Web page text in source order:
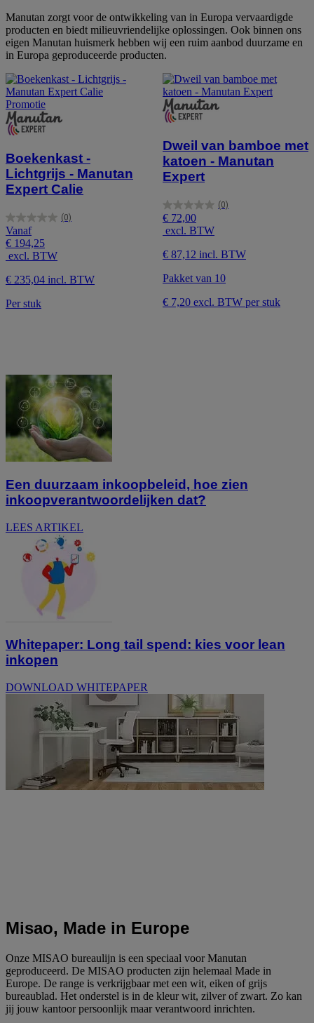
Manutan zorgt voor de ontwikkeling van in Europa vervaardigde
producten en biedt milieuvriendelijke oplossingen. Ook binnen ons
eigen Manutan huismerk hebben wij een ruim aanbod duurzame en
in Europa geproduceerde producten.
Promotie
Boekenkast -
Lichtgrijs - Manutan
Expert Calie
(0)
0.0
van
de
5
sterren.
Vanaf
€ 194,25
excl. BTW
€ 235,04 incl. BTW
Per stuk
Dweil van bamboe met
katoen - Manutan
Expert
(0)
0.0
van
de
5
sterren.
€ 72,00
excl. BTW
€ 87,12 incl. BTW
Pakket van 10
€ 7,20 excl. BTW per stuk
Een duurzaam inkoopbeleid, hoe zien
inkoopverantwoordelijken dat?
LEES ARTIKEL
Whitepaper: Long tail spend: kies voor lean
inkopen
DOWNLOAD WHITEPAPER
Misao, Made in Europe
Onze MISAO bureaulijn is een speciaal voor Manutan
geproduceerd. De MISAO producten zijn helemaal Made in
Europe. De range is verkrijgbaar met een wit, eiken of grijs
bureaublad. Het onderstel is in de kleur wit, zilver of zwart. Zo kan
jij jouw kantoor persoonlijk maar verantwoord inrichten.